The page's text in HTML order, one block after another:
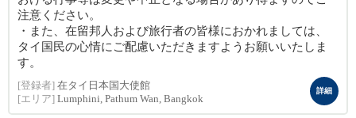
注意ください。
・また、在留邦人および旅行者の皆様におかれましては、
タイ国民の心情にご配慮いただきますようお願いいたしま
す。
[登録者] 在タイ日本国大使館
[エリア] Lumphini, Pathum Wan, Bangkok
詳細